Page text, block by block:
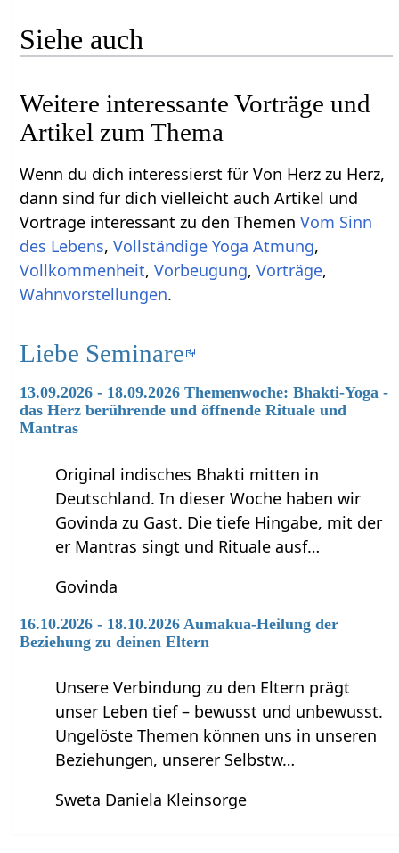
Siehe auch
Weitere interessante Vorträge und
Artikel zum Thema
Wenn du dich interessierst für Von Herz zu Herz,
dann sind für dich vielleicht auch Artikel und
Vorträge interessant zu den ThemenVom Sinn
des Lebens,Vollständige Yoga Atmung,
Vollkommenheit,Vorbeugung,Vorträge,
Wahnvorstellungen.
Liebe Seminare
13.09.2026 - 18.09.2026 Themenwoche: Bhakti-Yoga -
das Herz berührende und öffnende Rituale und
Mantras
Original indisches Bhakti mitten in
Deutschland. In dieser Woche haben wir
Govinda zu Gast. Die tiefe Hingabe, mit der
er Mantras singt und Rituale ausf…
Govinda
16.10.2026 - 18.10.2026 Aumakua-Heilung der
Beziehung zu deinen Eltern
Unsere Verbindung zu den Eltern prägt
unser Leben tief – bewusst und unbewusst.
Ungelöste Themen können uns in unseren
Beziehungen, unserer Selbstw…
Sweta Daniela Kleinsorge